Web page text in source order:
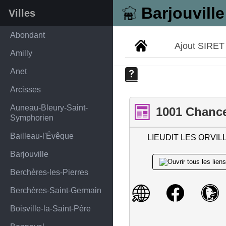
Barjouville
Villes
Abondant
Amilly
Anet
Arcisses
Auneau-Bleury-Saint-
Symphorien
Bailleau-l'Évêque
Barjouville
Berchères-les-Pierres
Berchères-Saint-Germain
Boisville-la-Saint-Père
Ajout SIRET
1001
LIEUDIT LES